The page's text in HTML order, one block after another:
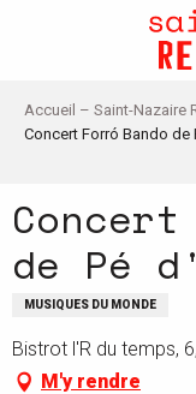
principal
Accueil – Saint-Nazaire
Concert Forró Bando de
de Pé
MUSIQUES DU MONDE
Bistrot l'R du temps,
M'y rendre